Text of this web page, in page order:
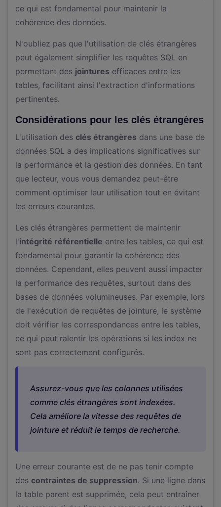
ce qui est fondamental pour maintenir la
cohérence des données.
N'oubliez pas que l'utilisation de clés étrangères
peut également simplifier les requêtes SQL en
permettant des jointures efficaces entre les
tables, facilitant ainsi l'extraction d'informations
pertinentes.
Considérations pour les clés étrangères
L'utilisation des clés étrangères dans une base de
données SQL a des implications significatives sur
la performance et la gestion des données. En tant
que lecteur, vous vous demandez peut-être
comment optimiser leur utilisation tout en évitant
les erreurs courantes.
Les clés étrangères permettent de maintenir
l'intégrité référentielle entre les tables, ce qui est
fondamental pour garantir la cohérence des
données. Cependant, elles peuvent aussi impacter
la performance des requêtes, surtout dans des
bases de données volumineuses. Par exemple, lors
de l'exécution de requêtes de jointure, le système
doit vérifier les correspondances entre les tables,
ce qui peut ralentir les opérations si les index ne
sont pas correctement configurés.
Assurez-vous que les colonnes utilisées
comme clés étrangères sont indexées.
Cela améliore la vitesse des requêtes de
jointure et réduit le temps de recherche.
Une erreur courante est de ne pas tenir compte
des contraintes de suppression. Si une ligne dans
la table parent est supprimée, cela peut entraîner